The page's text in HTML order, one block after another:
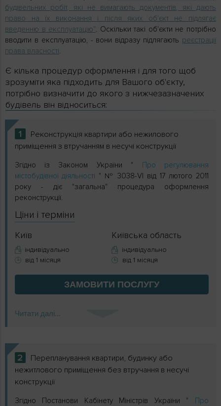
будівельних робіт, які не вимагають документів, які дають
право на їх виконання і після яких об'єкт не підлягає
введенню в експлуатацію". Оскільки такі об'єкти не потрібно
вводити в експлуатацію, - вони відразу підлягають реєстрації
права власності.
Є кілька процедур оформлення і для того щоб
зрозуміти яка підходить для Вашого об'єкту,
потрібно визначити до якого з нижчезазначених
будівель він відноситься:
1
Реконструкція квартири або нежилового
приміщення з втручанням в несучі конструкції
Згідно із Законом України " Про регулювання
містобудівної діяльності " № 3038-VI від 17 лютого 2011
року - діє "загальна" процедура оформлення
реконструкції.
Ціни і терміни
Київ
індивідуально
від 1 місяця
Київська область
індивідуально
від 1 місяця
ЗАМОВИТИ ПОСЛУГУ
Читати далі...
2
Перепланування квартири, будинку або
нежитлового приміщення без втручання в несучі
конструкції
Згідно Постанови Кабінету Міністрів України " Про